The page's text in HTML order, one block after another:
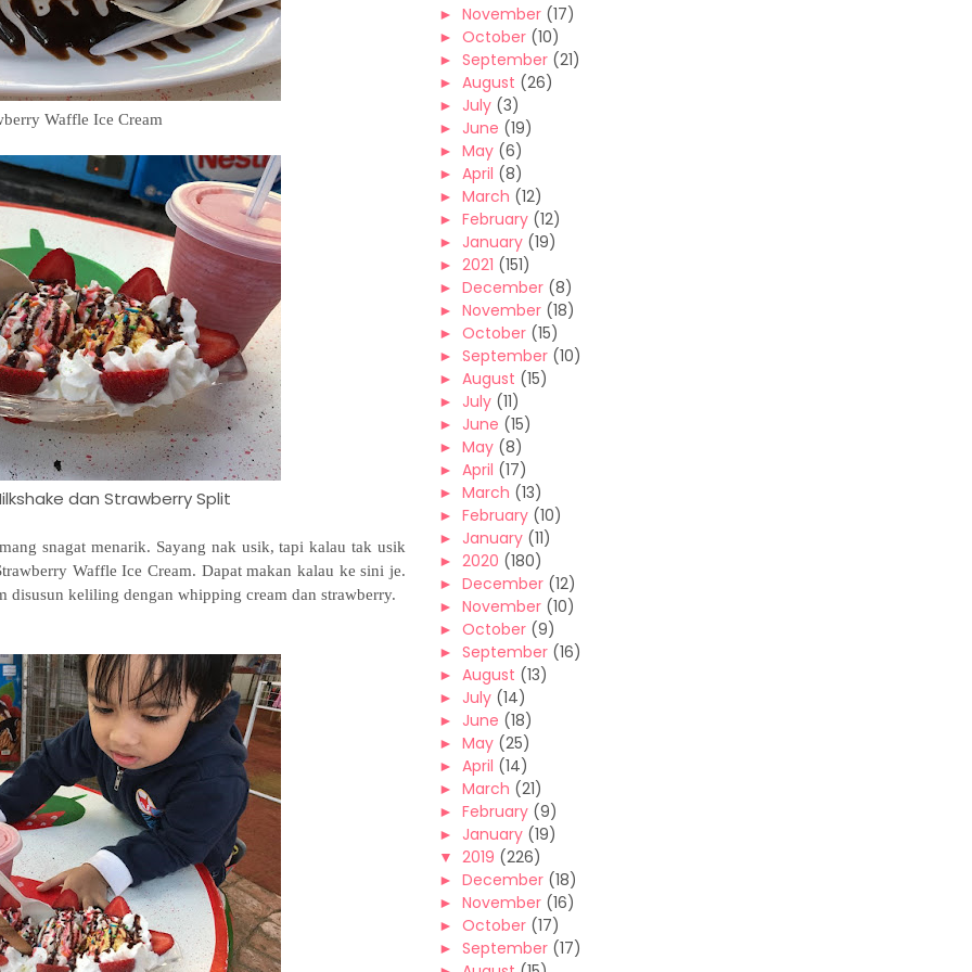
Waffle Ice Cream
dan Strawberry Split
snagat menarik. Sayang nak usik, tapi kalau tak usik
Waffle Ice Cream. Dapat makan kalau ke sini je.
disusun keliling dengan whipping cream dan strawberry.
► November (17)
► October (10)
► September (21)
► August (26)
► July (3)
► June (19)
► May (6)
► April (8)
► March (12)
► February (12)
► January (19)
► 2021 (151)
► December (8)
► November (18)
► October (15)
► September (10)
► August (15)
► July (11)
► June (15)
► May (8)
► April (17)
► March (13)
► February (10)
► January (11)
► 2020 (180)
► December (12)
► November (10)
► October (9)
► September (16)
► August (13)
► July (14)
► June (18)
► May (25)
► April (14)
► March (21)
► February (9)
► January (19)
▼ 2019 (226)
► December (18)
► November (16)
► October (17)
► September (17)